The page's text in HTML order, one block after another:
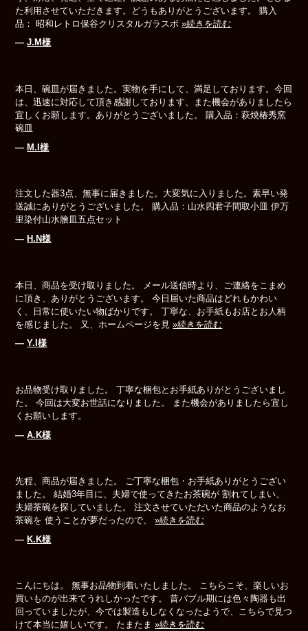
た利用させていただきます。どうもありがとうございます。 購入
品： 昭和レトロ保谷クリスタルガラスボ»続きを読む
―J.M様
本日、碗皿が届きました。実物を手にして、満足しております。今回
は、迅速に対応して頂き感謝しております、また機会がありましたら
宜しくお願します。ありがとうございました。 購入品：萩焼椿秀窯
碗皿
―M.I様
注文した器3点、無事に届きました。大変気に入りました。素早い発
送誠にありがとうございました。 購入品：山水四君子間取小皿 伊万
里染付山水膾皿五点セット
― H.N様
本日、商品を受け取りました。 メール送信時より、ご連絡をこまめ
に頂き、ありがとうございます。 今日届いた商品はどれもかわい
く、日常に使いたい物ばかりです。 丁寧な、お手紙もお店とお人柄
を感じました。 又、ホームページを見»続きを読む
―Y.I様
お品物受け取りました。 丁寧な梱包とお手紙ありがとうございまし
た。 今回は大変お世話になりました。 また機会がありましたら宜し
くお願いします。
―A.K様
先程、商品が届きました。 ご丁寧な梱包・お手紙ありがとうござい
ました。 結婚3年目に、夫婦で使ってきたお茶碗が 割れてしまい、
夫婦茶碗を探していました。 注文させていただいた商品のようなお
茶碗を 使うことが夢だったので、»続きを読む
― K.K様
こんにちは。 無事お品物到着いたしました。 こちらこそ、楽しいお
買いものが出来てうれしかったです。 昔バブル期には色々陶器も出
回っていましたが、今では製造もしなくなったようで、こちらで見つ
けて本当に嬉しいです。 たまたま»続きを読む